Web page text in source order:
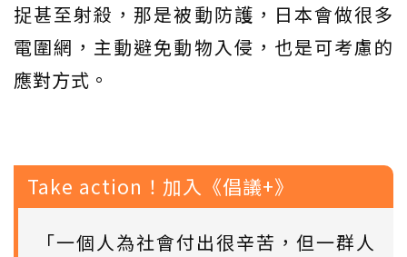
捉甚至射殺，那是被動防護，日本會做很多
電圍網，主動避免動物入侵，也是可考慮的
應對方式。
Take action！加入《倡議+》
「一個人為社會付出很辛苦，但一群人